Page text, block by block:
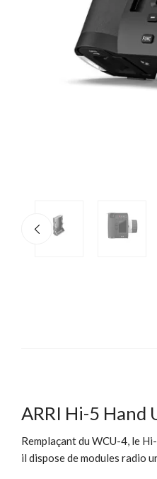
ARRI Hi-5 Hand
Remplaçant du WCU-4, le
il dispose de modules radio